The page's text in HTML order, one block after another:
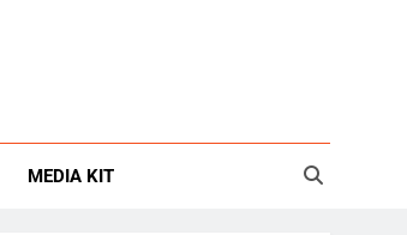
MEDIA KIT